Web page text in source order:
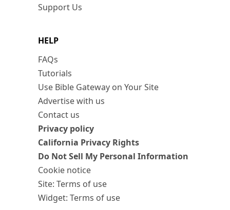
Support Us
HELP
FAQs
Tutorials
Use Bible Gateway on Your Site
Advertise with us
Contact us
Privacy policy
California Privacy Rights
Do Not Sell My Personal Information
Cookie notice
Site: Terms of use
Widget: Terms of use